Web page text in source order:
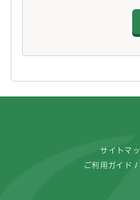
サイトマ
ご利用ガイド